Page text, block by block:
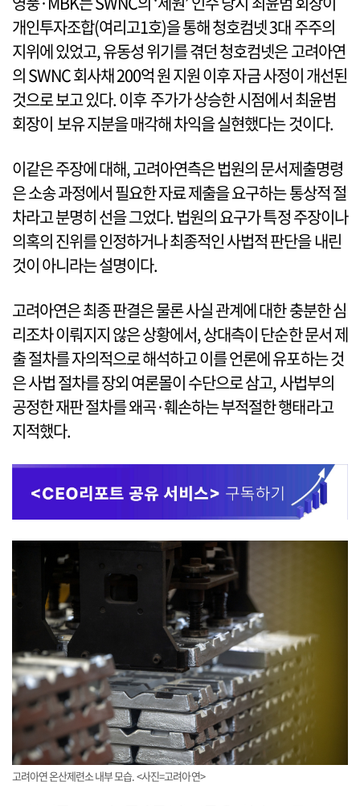
개인투자조합(여리고1호)을 통해 청호컴넷 3대 주주의
지위에 있었고, 유동성 위기를 겪던 청호컴넷은 고려아연
의 SWNC 회사채 200억 원 지원 이후 자금 사정이 개선된
것으로 보고 있다. 이후 주가가 상승한 시점에서 최윤범
회장이 보유 지분을 매각해 차익을 실현했다는 것이다.
이같은 주장에 대해, 고려아연측은 법원의 문서제출명령
은 소송 과정에서 필요한 자료 제출을 요구하는 통상적 절
차라고 분명히 선을 그었다. 법원의 요구가 특정 주장이나
의혹의 진위를 인정하거나 최종적인 사법적 판단을 내린
것이 아니라는 설명이다.
고려아연은 최종 판결은 물론 사실 관계에 대한 충분한 심
리조차 이뤄지지 않은 상황에서, 상대측이 단순한 문서 제
출 절차를 자의적으로 해석하고 이를 언론에 유포하는 것
은 사법 절차를 장외 여론몰이 수단으로 삼고, 사법부의
공정한 재판 절차를 왜곡·훼손하는 부적절한 행태라고
지적했다.
고려아연 온산제련소 내부 모습. <사진=고려아연>